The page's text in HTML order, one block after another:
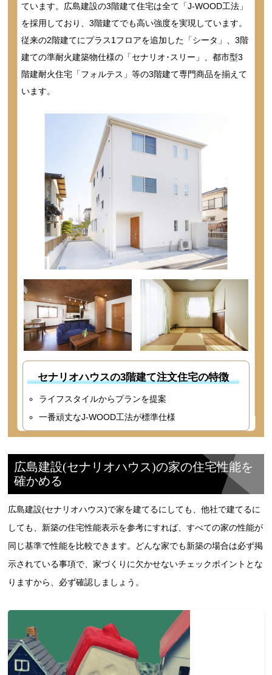
ています。広島建設の3階建て住宅は全て「J-WOOD工法」
を採用しており、3階建てでも高い強度を実現しています。
従来の2階建てにプラス1フロアを追加した「シータ」、3階
建ての準耐火建築物仕様の「セナリオ･スリー」、都市型3
階建耐火住宅「フォルテス」等の3階建て専門商品を揃えて
います。
セナリオハウスの3階建て注文住宅の特徴
ライフスタイルからプランを提案
一番頑丈なJ-WOOD工法が標準仕様
広島建設(セナリオハウス)の家の住宅性能を
確かめる
広島建設(セナリオハウス)で家を建てるにしても、他社で建てるに
しても、新築の住宅性能表示を参考にすれば、すべての家の性能が
同じ基準で性能を比較できます。どんな家でも新築の場合は必ず掲
示されている事項で、家づくりに欠かせないチェックポイントとな
りますから、必ず確認しましょう。